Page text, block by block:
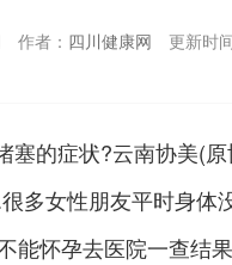
作者： 四川健康网
更新时
塞的症状?云南协美(
多女性朋友平时身体
能怀孕去医院一查结